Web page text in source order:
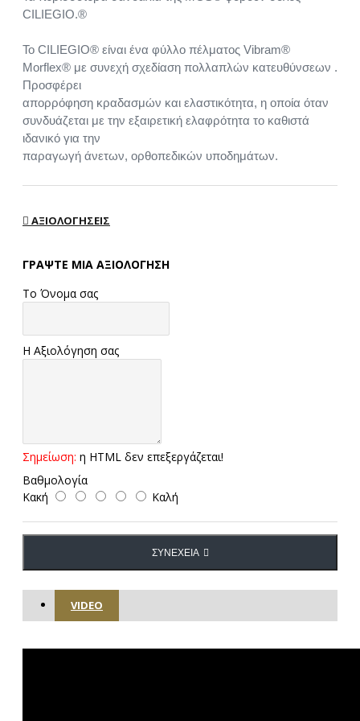
CILIEGIO.®
Το CILIEGIO® είναι ένα φύλλο πέλματος Vibram®
Morflex® με συνεχή σχεδίαση πολλαπλών κατευθύνσεων .
Προσφέρει
απορρόφηση κραδασμών και ελαστικότητα, η οποία όταν
συνδυάζεται με την εξαιρετική ελαφρότητα το καθιστά
ιδανικό για την
παραγωγή άνετων, ορθοπεδικών υποδημάτων.
ΑΞΙΟΛΟΓΉΣΕΙΣ
ΓΡΆΨΤΕ ΜΙΑ ΑΞΙΟΛΌΓΗΣΗ
Το Όνομα σας
Η Αξιολόγηση σας
Σημείωση: η HTML δεν επεξεργάζεται!
Βαθμολογία
Κακή
Καλή
ΣΥΝΈΧΕΙΑ
VIDEO